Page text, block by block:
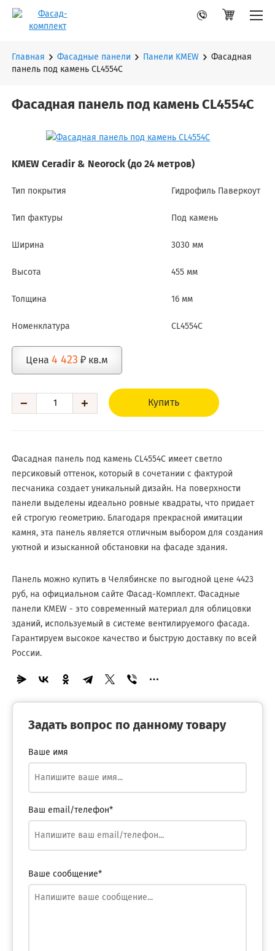
Главная Фасадные панели Панели KMEW
Фасадная
панель под камень CL4554C
Фасадная панель под камень CL4554C
KMEW Ceradir & Neorock (до 24 метров)
Тип покрытия Гидрофиль Паверкоут
Тип фактуры Под камень
Ширина 3030 мм
Высота 455 мм
Толщина 16 мм
Номенклатура CL4554C
Цена 4 423 ₽ кв.м
− + Купить
Фасадная панель под камень CL4554C имеет светло
персиковый оттенок, который в сочетании с фактурой
песчаника создает уникальный дизайн. На поверхности
панели выделены идеально ровные квадраты, что придает
ей строгую геометрию. Благодаря прекрасной имитации
камня, эта панель является отличным выбором для создания
уютной и изысканной обстановки на фасаде здания.
Панель можно купить в Челябинске по выгодной цене 4423
руб, на официальном сайте Фасад-Комплект. Фасадные
панели KMEW - это современный материал для облицовки
зданий, используемый в системе вентилируемого фасада.
Гарантируем высокое качество и быструю доставку по всей
России.
Задать вопрос по данному товару
Ваше имя
Ваш email/телефон*
Ваше сообщение*